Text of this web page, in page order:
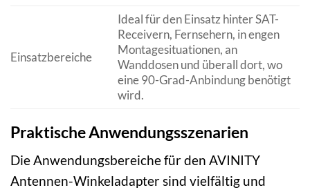
Einsatzbereiche
Ideal für den Einsatz hinter SAT-
Receivern, Fernsehern, in engen
Montagesituationen, an
Wanddosen und überall dort, wo
eine 90-Grad-Anbindung benötigt
wird.
Praktische Anwendungsszenarien
Die Anwendungsbereiche für den AVINITY
Antennen-Winkeladapter sind vielfältig und